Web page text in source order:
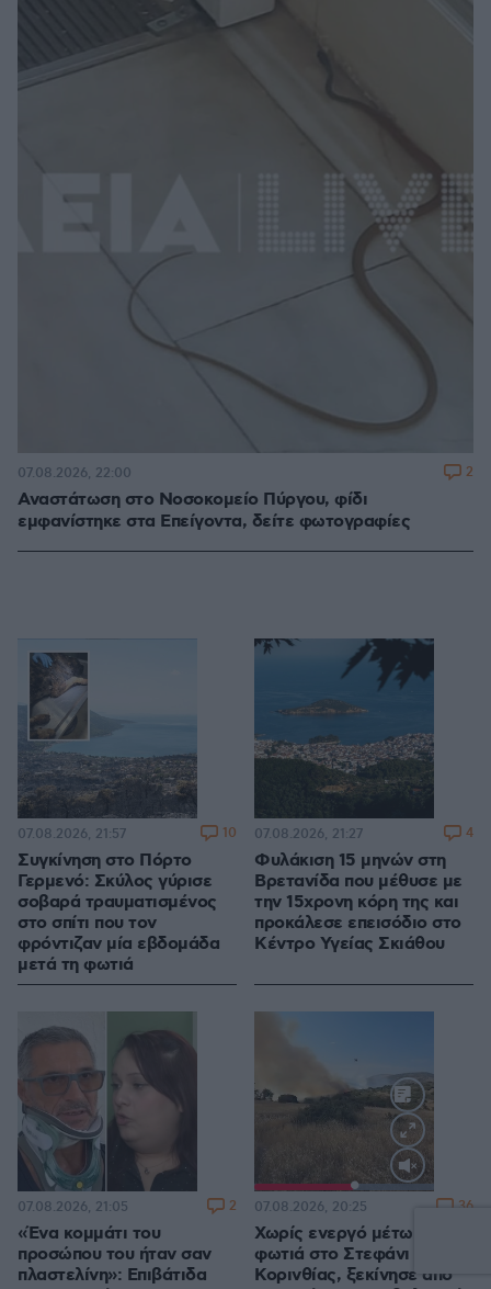
Αναστάτωση στο Νοσοκομείο Πύργου, φίδι
εμφανίστηκε στα Επείγοντα, δείτε φωτογραφίες
07.08.2026, 22:00 2
Συγκίνηση στο Πόρτο
Γερμενό: Σκύλος γύρισε
σοβαρά τραυματισμένος
στο σπίτι που τον
φρόντιζαν μία εβδομάδα
μετά τη φωτιά
07.08.2026, 21:57 10
Φυλάκιση 15 μηνών στη
Βρετανίδα που μέθυσε με
την 15χρονη κόρη της και
προκάλεσε επεισόδιο στο
Κέντρο Υγείας Σκιάθου
07.08.2026, 21:27 4
«Ένα κομμάτι του
προσώπου του ήταν σαν
πλαστελίνη»: Επιβάτιδα
07.08.2026, 21:05 2
Loaded:
100.00%
Χωρίς ενεργό μέτωπο η
φωτιά στο Στεφάνι
Κορινθίας, ξεκίνησε από
07.08.2026, 20:25 36